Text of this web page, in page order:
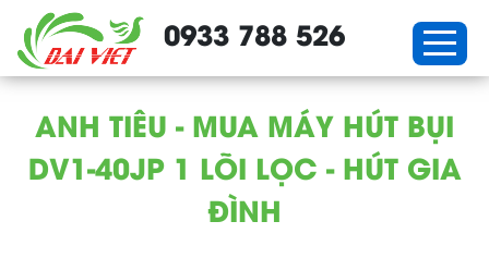
0933 788 526
ANH TIÊU - MUA MÁY HÚT BỤI
DV1-40JP 1 LÕI LỌC - HÚT GIA
ĐÌNH